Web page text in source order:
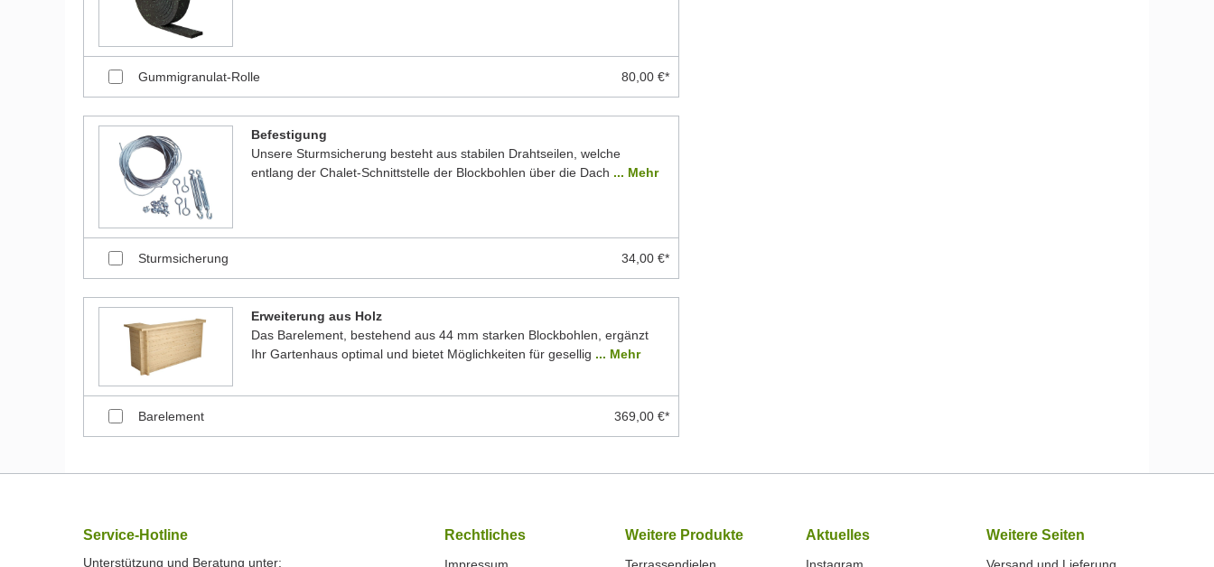
Gummigranulat-Rolle 80,00 €*
Befestigung
Unsere Sturmsicherung besteht aus stabilen Drahtseilen, welche
entlang der Chalet-Schnittstelle der Blockbohlen über die Dach ... Mehr
Sturmsicherung 34,00 €*
Erweiterung aus Holz
Das Barelement, bestehend aus 44 mm starken Blockbohlen, ergänzt
Ihr Gartenhaus optimal und bietet Möglichkeiten für gesellig ... Mehr
Barelement 369,00 €*
Service-Hotline
Unterstützung und Beratung unter:
Rechtliches Weitere Produkte Aktuelles Weitere Seiten